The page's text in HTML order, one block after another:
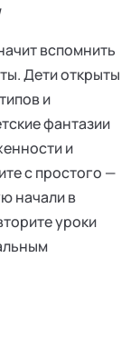
вспомнить
Дети открыты
и
фантазии
и
с простого —
начали в
уроки